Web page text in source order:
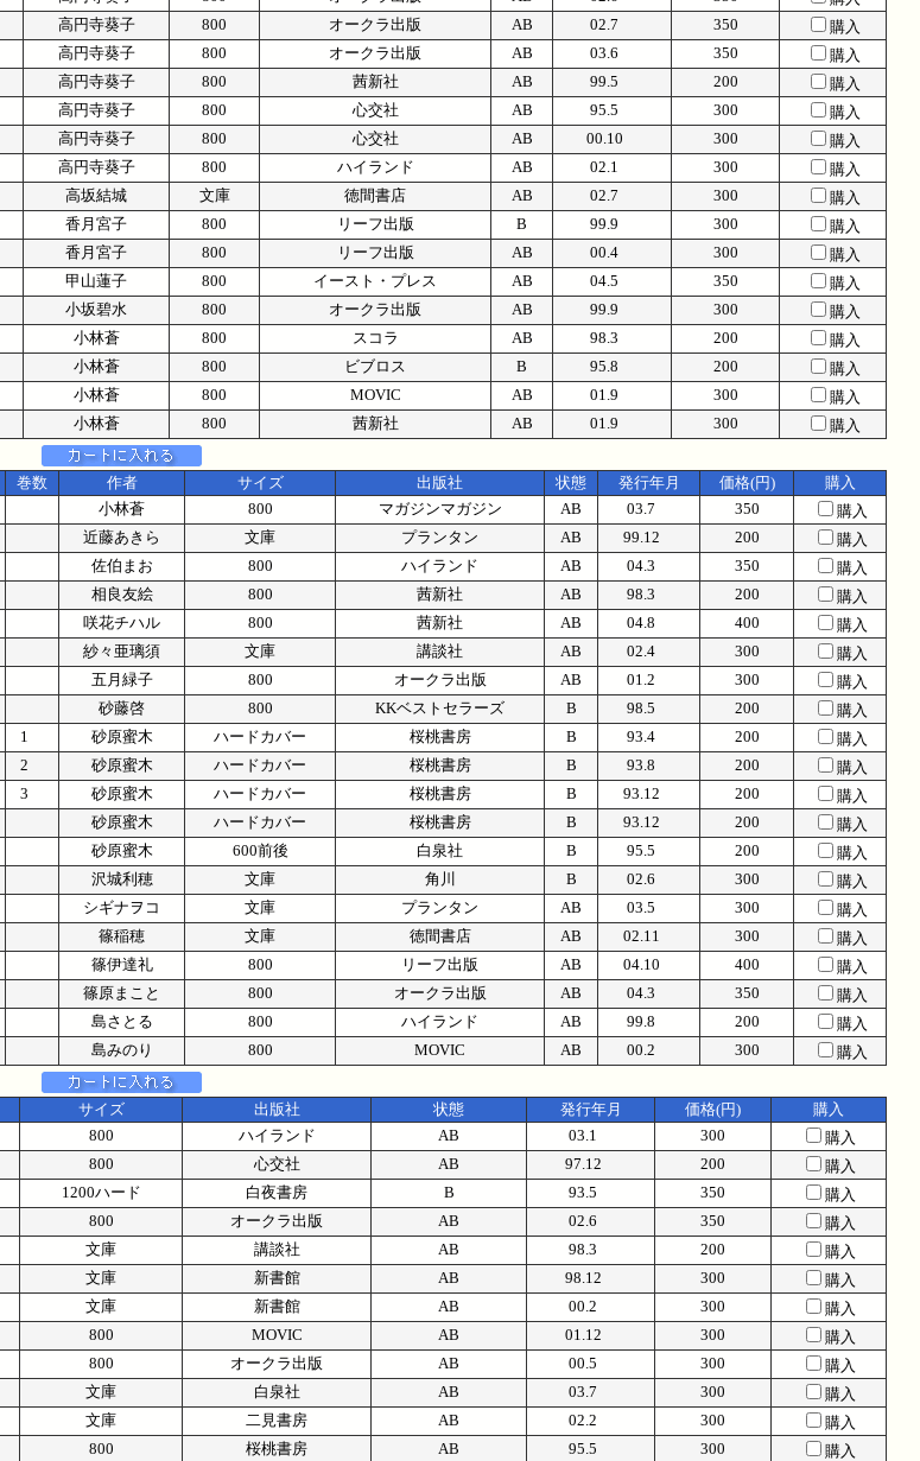
高円寺葵子 800 オークラ出版 AB 02.7 350
購入
高円寺葵子 800 オークラ出版 AB 03.6 350
購入
高円寺葵子 800 茜新社 AB 99.5 200
購入
高円寺葵子 800 心交社 AB 95.5 300
購入
高円寺葵子 800 心交社 AB 00.10 300
購入
高円寺葵子 800 ハイランド AB 02.1 300
購入
高坂結城 文庫 徳間書店 AB 02.7 300
購入
香月宮子 800 リーフ出版 B 99.9 300
購入
香月宮子 800 リーフ出版 AB 00.4 300
購入
甲山蓮子 800 イースト・プレス AB 04.5 350
購入
小坂碧水 800 オークラ出版 AB 99.9 300
購入
小林蒼 800 スコラ AB 98.3 200
購入
小林蒼 800 ビブロス B 95.8 200
購入
小林蒼 800 MOVIC AB 01.9 300
購入
小林蒼 800 茜新社 AB 01.9 300 購入
巻数 作者 サイズ 出版社 状態 発行年月 価格(円)
購入
小林蒼 800 マガジンマガジン AB 03.7 350
購入
近藤あきら 文庫 プランタン AB 99.12 200
購入
佐伯まお 800 ハイランド AB 04.3 350
購入
相良友絵 800 茜新社 AB 98.3 200
購入
咲花チハル 800 茜新社 AB 04.8 400
購入
紗々亜璃須 文庫 講談社 AB 02.4 300
購入
五月緑子 800 オークラ出版 AB 01.2 300
購入
砂藤啓 800 KKベストセラーズ B 98.5 200
購入
1 砂原蜜木 ハードカバー 桜桃書房 B 93.4 200
購入
2 砂原蜜木 ハードカバー 桜桃書房 B 93.8 200
購入
3 砂原蜜木 ハードカバー 桜桃書房 B 93.12 200
購入
砂原蜜木 ハードカバー 桜桃書房 B 93.12 200
購入
砂原蜜木 600前後 白泉社 B 95.5 200
購入
沢城利穂 文庫 角川 B 02.6 300
購入
シギナヲコ 文庫 プランタン AB 03.5 300
購入
篠稲穂 文庫 徳間書店 AB 02.11 300
購入
篠伊達礼 800 リーフ出版 AB 04.10 400
購入
篠原まこと 800 オークラ出版 AB 04.3 350
購入
島さとる 800 ハイランド AB 99.8 200
購入
島みのり 800 MOVIC AB 00.2 300 購入
サイズ 出版社 状態 発行年月 価格(円)
購入
800 ハイランド AB 03.1 300
購入
800 心交社 AB 97.12 200
購入
1200ハード 白夜書房 B 93.5 350
購入
800 オークラ出版 AB 02.6 350
購入
文庫 講談社 AB 98.3 200
購入
文庫 新書館 AB 98.12 300
購入
文庫 新書館 AB 00.2 300
購入
800 MOVIC AB 01.12 300
購入
800 オークラ出版 AB 00.5 300
購入
文庫 白泉社 AB 03.7 300
購入
文庫 二見書房 AB 02.2 300
購入
800 桜桃書房 AB 95.5 300 購入